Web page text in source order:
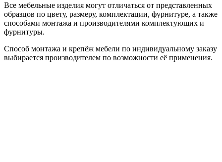
Все мебельные изделия могут отличаться от представленных
образцов по цвету, размеру, комплектации, фурнитуре, а также
способами монтажа и производителями комплектующих и
фурнитуры.
Способ монтажа и крепёж мебели по индивидуальному заказу
выбирается производителем по возможности её применения.